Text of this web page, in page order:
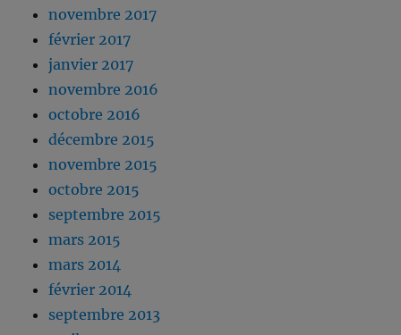
novembre 2017
février 2017
janvier 2017
novembre 2016
octobre 2016
décembre 2015
novembre 2015
octobre 2015
septembre 2015
mars 2015
mars 2014
février 2014
septembre 2013